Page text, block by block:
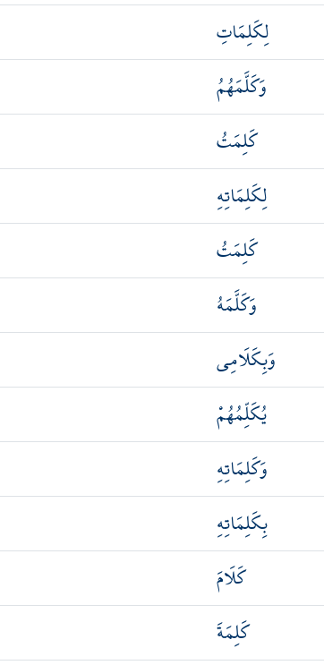
لِكَلِمَاتِ
وَكَلَّمَهُمُ
كَلِمَتُ
لِكَلِمَاتِهِ
كَلِمَتُ
وَكَلَّمَهُ
وَبِكَلَامِي
يُكَلِّمُهُمْ
وَكَلِمَاتِهِ
بِكَلِمَاتِهِ
كَلَامَ
كَلِمَةَ